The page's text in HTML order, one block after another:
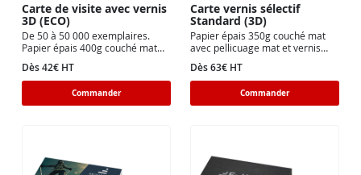
Carte de visite avec vernis
3D (ECO)
De 50 à 50 000 exemplaires.
Papier épais 400g couché mat
avec vernis 3D brillant recto.
Dès 42€ HT
Commander
Carte vernis sélectif
Standard (3D)
Papier épais 350g couché mat
avec pellicuage mat et vernis
sélectif brillant. Carte recto ou
recto verso.
Dès 63€ HT
Commander